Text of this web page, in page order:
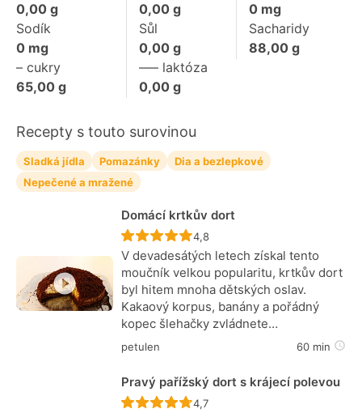
0,00 g
0,00g
0mg
Sodík
0 mg
Sůl
0,00g
Sacharidy
88,00g
– cukry
65,00 g
––– laktóza
0,00g
Recepty s touto surovinou
Sladká jídla Pomazánky
Dia a bezlepkové
Nepečené a mražené
Domácí krtkův dort
Recept ještě nebyl hodnocen
4,8
V devadesátých letech získal tento
moučník velkou popularitu, krtkův dort
byl hitem mnoha dětských oslav.
Kakaový korpus, banány a pořádný
kopec šlehačky zvládnete…
petulen 60 min
Pravý pařížský dort s krájecí polevou
Recept ještě nebyl hodnocen
4,7